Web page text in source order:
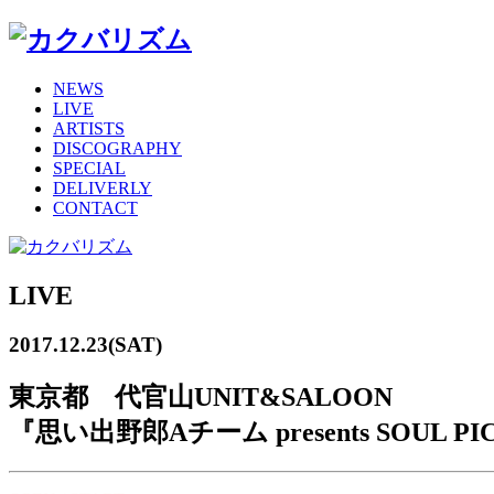
NEWS
LIVE
ARTISTS
DISCOGRAPHY
SPECIAL
DELIVERLY
CONTACT
LIVE
2017.12.23(SAT)
東京都 代官山UNIT&SALOON
『思い出野郎Aチーム presents SOUL